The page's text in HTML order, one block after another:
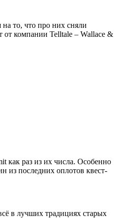
то, что про них сняли
от компании Telltale – Wallace &
как раз из их числа. Особенно
из последних оплотов квест-
в лучших традициях старых